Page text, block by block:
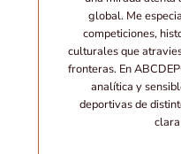
global. Me
competiciones,
culturales que
fronteras. En
analítica y
deportivas de